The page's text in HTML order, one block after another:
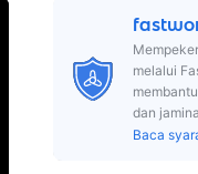
melalui
dan
Baca